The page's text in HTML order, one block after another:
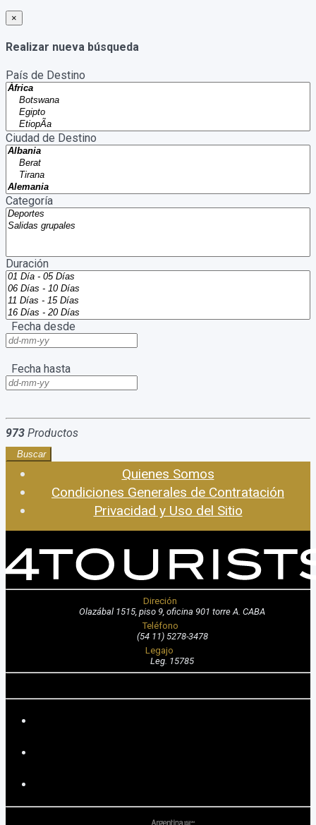
×
Realizar nueva búsqueda
País de Destino
Ciudad de Destino
Categoría
Duración
Fecha desde
Fecha hasta
973 Productos
Buscar
Quienes Somos
Condiciones Generales de Contratación
Privacidad y Uso del Sitio
Direción
Olazábal 1515, piso 9, oficina 901 torre A. CABA
Teléfono
(54 11) 5278-3478
Legajo
Leg. 15785